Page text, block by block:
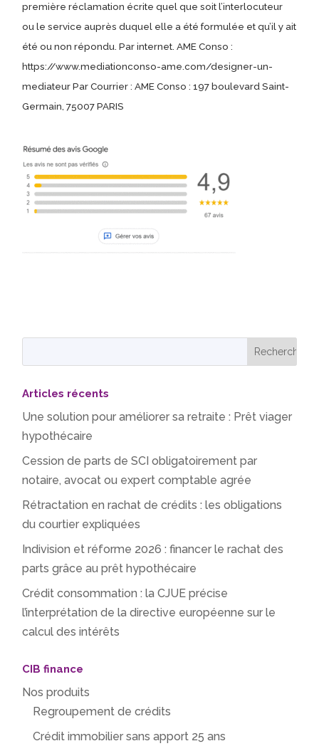
première réclamation écrite quel que soit l’interlocuteur
ou le service auprès duquel elle a été formulée et qu’il y ait
été ou non répondu. Par internet. AME Conso :
https://www.mediationconso-ame.com/designer-un-
mediateur Par Courrier : AME Conso : 197 boulevard Saint-
Germain, 75007 PARIS
Articles récents
Une solution pour améliorer sa retraite : Prêt viager
hypothécaire
Cession de parts de SCI obligatoirement par
notaire, avocat ou expert comptable agrée
Rétractation en rachat de crédits : les obligations
du courtier expliquées
Indivision et réforme 2026 : financer le rachat des
parts grâce au prêt hypothécaire
Crédit consommation : la CJUE précise
l’interprétation de la directive européenne sur le
calcul des intérêts
CIB finance
Nos produits
Regroupement de crédits
Crédit immobilier sans apport 25 ans